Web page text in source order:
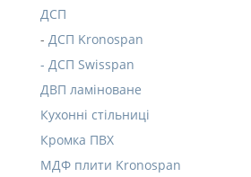
ДСП
- ДСП Kronospan
- ДСП Swisspan
ДВП ламіноване
Кухонні стільниці
Кромка ПВХ
МДФ плити Kronospan